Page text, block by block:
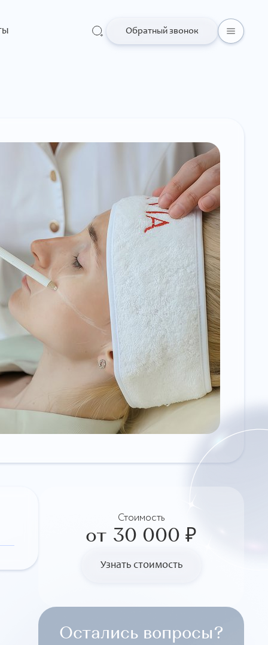
Обратный звонок
Стоимость
от 30 000 ₽
Узнать стоимость
Остались вопросы?